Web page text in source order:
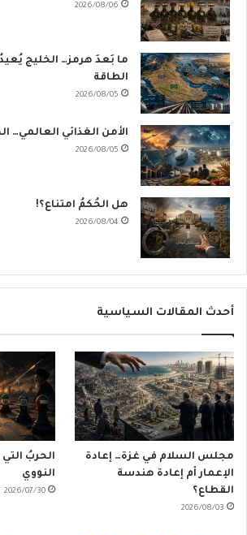
2026/08/06
ما بَعدَ هرمز… الخليج
الطاقة
2026/08/05
الأمن الغذائي العالمي…
2026/08/05
هل الحُكمُ امتناع؟!
2026/08/04
أحدث المقالات السياسية
مجلس السلام في غزة… إعادة
الإعمار أم إعادة هندسة
القطاع؟
2026/08/03
الحربُ
النووي
2026/07/30